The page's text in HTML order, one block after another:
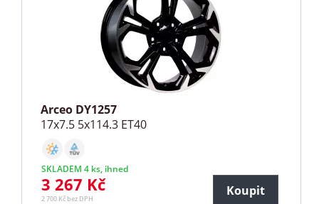
Arceo DY1257
17x7.5 5x114.3 ET40
SKLADEM 4 ks, ihned
3 267 Kč
2 700 Kč bez DPH
Koupit